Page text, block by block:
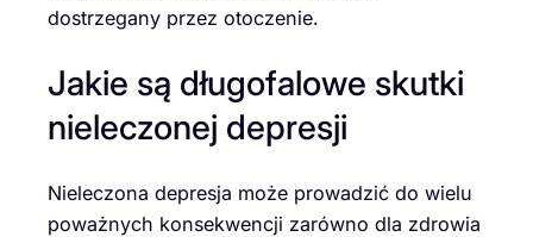
dostrzegany przez otoczenie.
Jakie są długofalowe skutki
nieleczonej depresji
Nieleczona depresja może prowadzić do wielu
poważnych konsekwencji zarówno dla zdrowia